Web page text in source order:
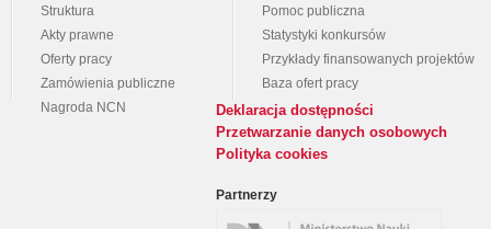
Struktura
Akty prawne
Oferty pracy
Zamówienia publiczne
Nagroda NCN
Pomoc publiczna
Statystyki konkursów
Przykłady finansowanych projektów
Baza ofert pracy
Deklaracja dostępności
Przetwarzanie danych osobowych
Polityka cookies
Partnerzy